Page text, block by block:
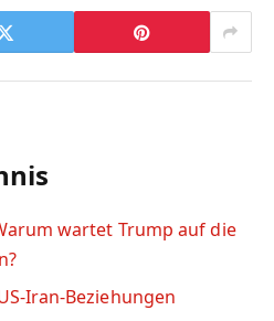
wartet Trump auf die
Iran-Beziehungen